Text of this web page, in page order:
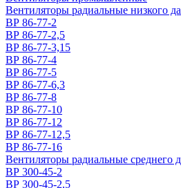
Вентиляторы радиальные низкого
ВР 86-77-2
ВР 86-77-2,5
ВР 86-77-3,15
ВР 86-77-4
ВР 86-77-5
ВР 86-77-6,3
ВР 86-77-8
ВР 86-77-10
ВР 86-77-12
ВР 86-77-12,5
ВР 86-77-16
Вентиляторы радиальные среднего
ВР 300-45-2
ВР 300-45-2,5